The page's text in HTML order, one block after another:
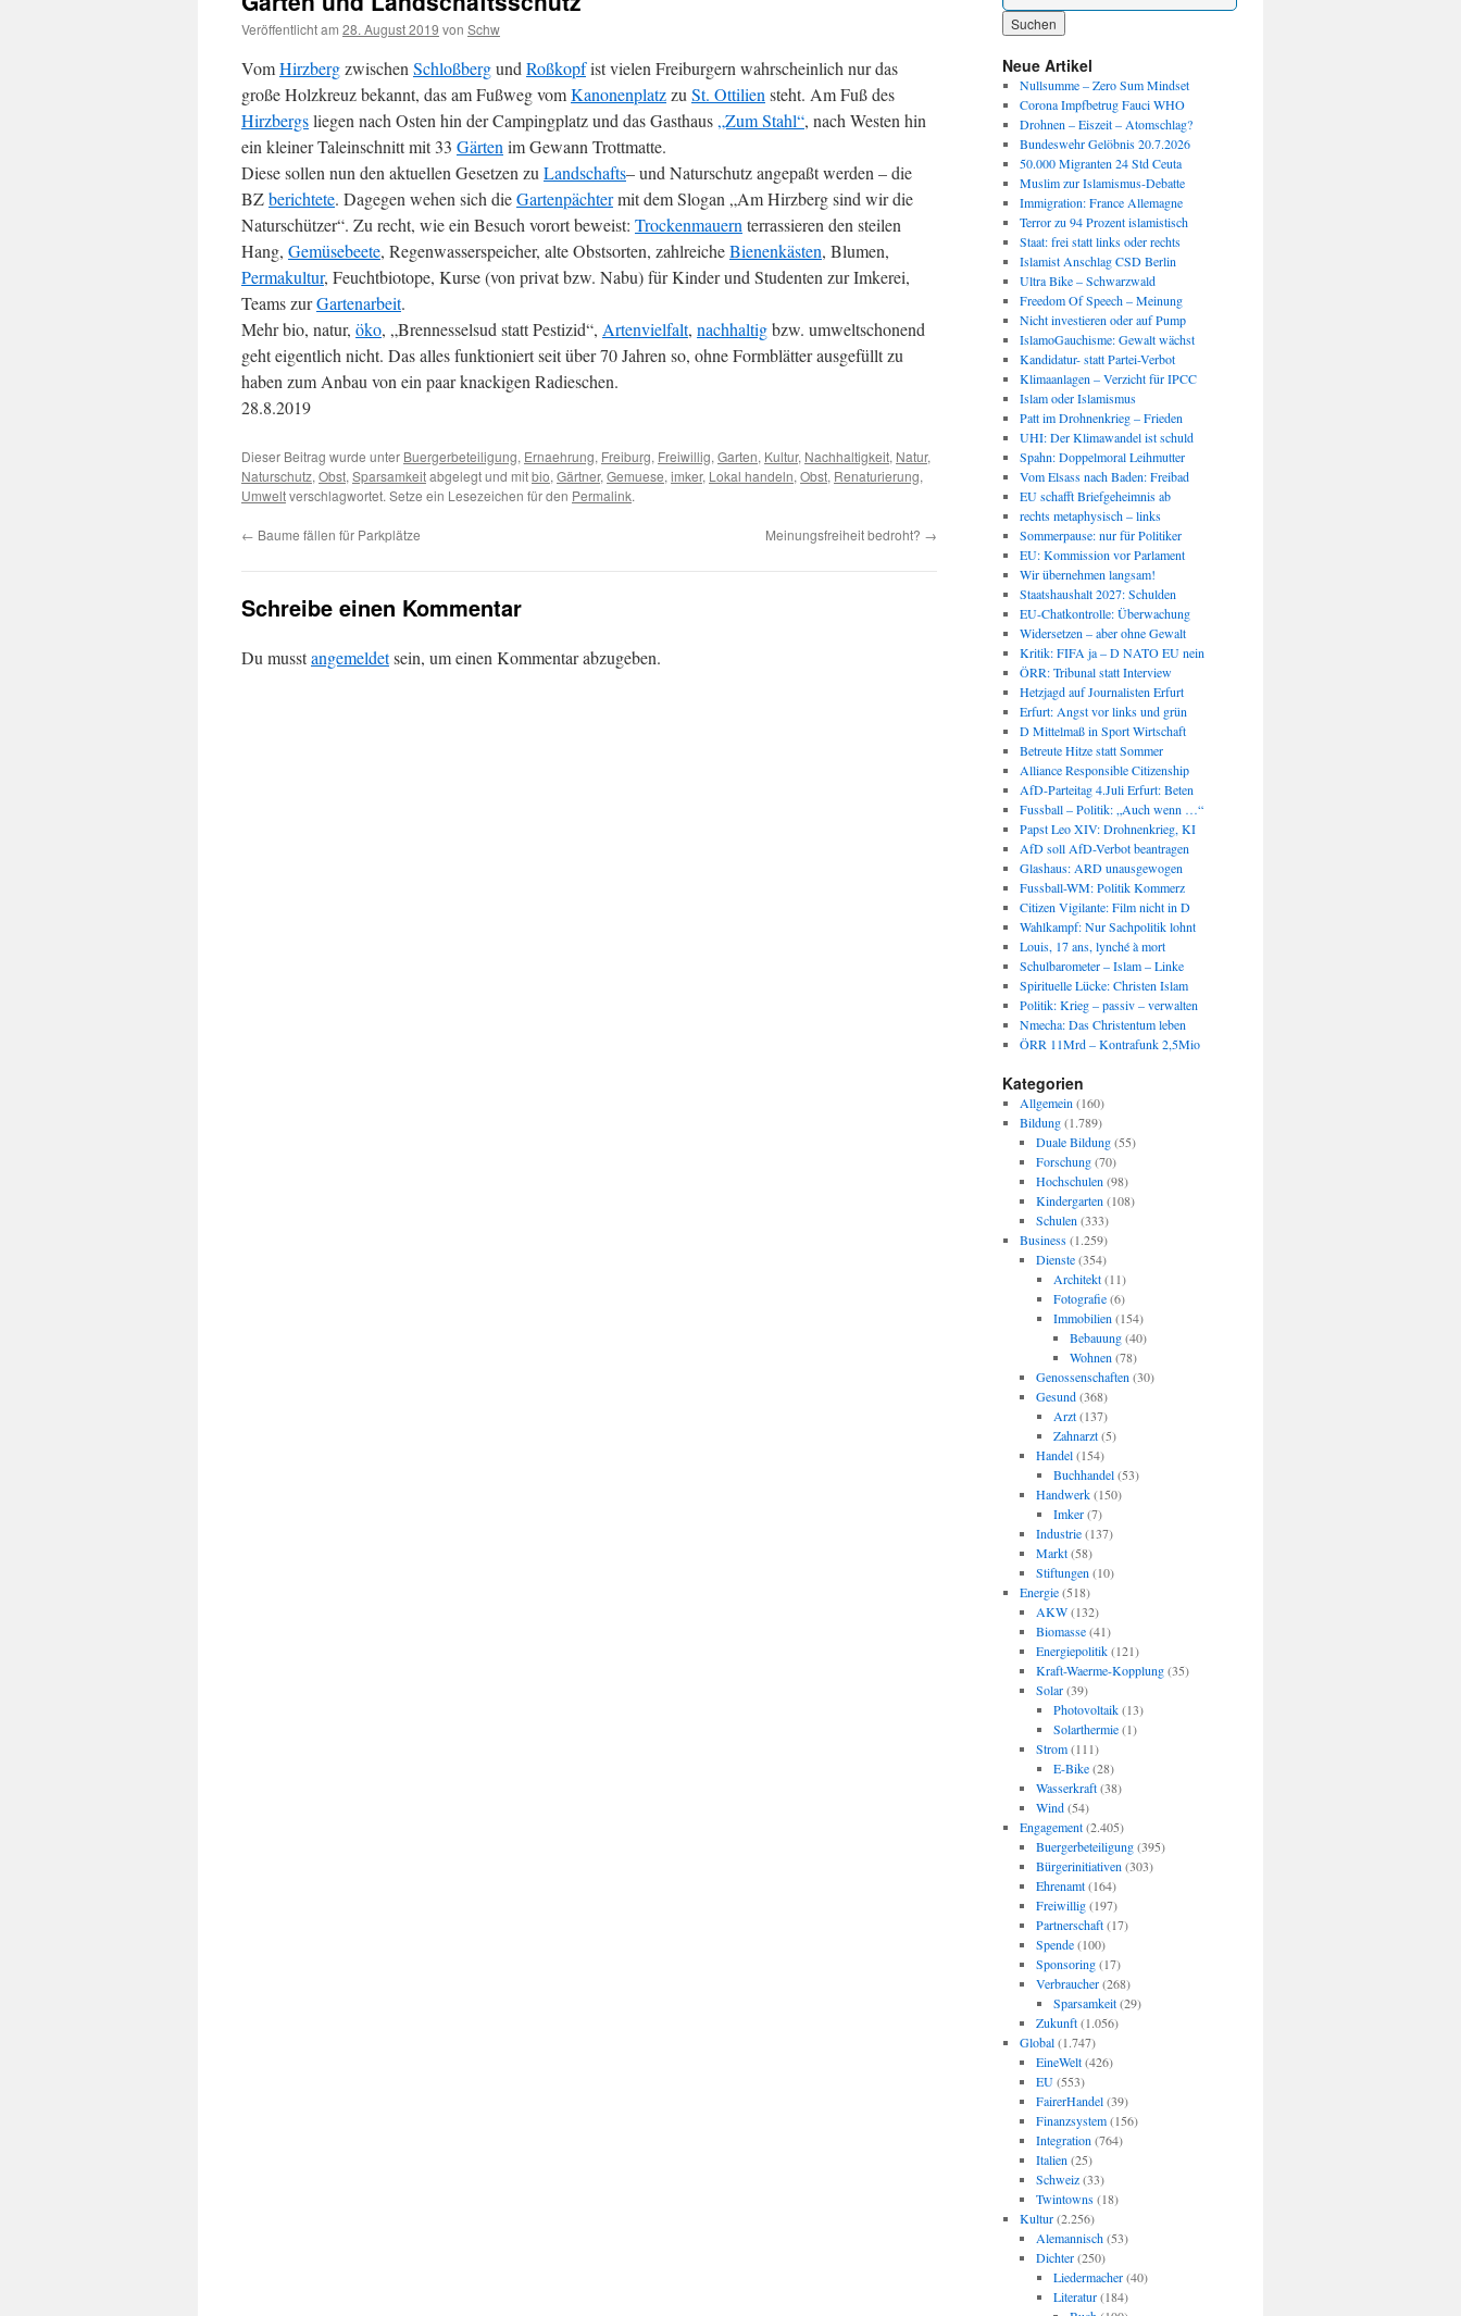
Veröffentlicht am 28. August 2019 von Schw
VomHirzbergzwischen Schloßbergund Roßkopfist vielen Freiburgern wahrscheinlich nur das
große Holzkreuz bekannt, das am Fußweg vomKanonenplatzzu St. Ottilien steht. Am Fuß des
Hirzbergsliegen nach Osten hin der Campingplatz und das Gasthaus „Zum Stahl“, nach Westen hin
ein kleiner Taleinschnitt mit 33 Gärten im Gewann Trottmatte.
Diese sollen nun den aktuellen Gesetzen zu Landschafts– und Naturschutz angepaßt werden – die
BZberichtete. Dagegen wehen sich dieGartenpächtermit dem Slogan „Am Hirzberg sind wir die
Naturschützer“. Zu recht, wie ein Besuch vorort beweist: Trockenmauern terrassieren den steilen
Hang, Gemüsebeete, Regenwasserspeicher, alte Obstsorten, zahlreicheBienenkästen, Blumen,
Permakultur, Feuchtbiotope, Kurse (von privat bzw. Nabu) für Kinder und Studenten zur Imkerei,
Teams zurGartenarbeit.
Mehr bio, natur, öko, „Brennesselsud statt Pestizid“, Artenvielfalt, nachhaltigbzw. umweltschonend
geht eigentlich nicht. Das alles funktioniert seit über 70 Jahren so, ohne Formblätter ausgefüllt zu
haben zum Anbau von ein paar knackigen Radieschen.
28.8.2019
Dieser Beitrag wurde unter Buergerbeteiligung, Ernaehrung, Freiburg, Freiwillig, Garten, Kultur, Nachhaltigkeit, Natur,
Naturschutz, Obst, Sparsamkeitabgelegt und mitbio, Gärtner, Gemuese, imker, Lokal handeln, Obst, Renaturierung,
Umweltverschlagwortet. Setze ein Lesezeichen für den Permalink.
← Baume fällen für Parkplätze Meinungsfreiheit bedroht? →
Schreibe einen Kommentar
Du musstangemeldetsein, um einen Kommentar abzugeben.
Neue Artikel
Nullsumme – Zero Sum Mindset
Corona Impfbetrug Fauci WHO
Drohnen – Eiszeit – Atomschlag?
Bundeswehr Gelöbnis 20.7.2026
50.000 Migranten 24 Std Ceuta
Muslim zur Islamismus-Debatte
Immigration: France Allemagne
Terror zu 94 Prozent islamistisch
Staat: frei statt links oder rechts
Islamist Anschlag CSD Berlin
Ultra Bike – Schwarzwald
Freedom Of Speech – Meinung
Nicht investieren oder auf Pump
IslamoGauchisme: Gewalt wächst
Kandidatur- statt Partei-Verbot
Klimaanlagen – Verzicht für IPCC
Islam oder Islamismus
Patt im Drohnenkrieg – Frieden
UHI: Der Klimawandel ist schuld
Spahn: Doppelmoral Leihmutter
Vom Elsass nach Baden: Freibad
EU schafft Briefgeheimnis ab
rechts metaphysisch – links
Sommerpause: nur für Politiker
EU: Kommission vor Parlament
Wir übernehmen langsam!
Staatshaushalt 2027: Schulden
EU-Chatkontrolle: Überwachung
Widersetzen – aber ohne Gewalt
Kritik: FIFA ja – D NATO EU nein
ÖRR: Tribunal statt Interview
Hetzjagd auf Journalisten Erfurt
Erfurt: Angst vor links und grün
D Mittelmaß in Sport Wirtschaft
Betreute Hitze statt Sommer
Alliance Responsible Citizenship
AfD-Parteitag 4.Juli Erfurt: Beten
Fussball – Politik: „Auch wenn …“
Papst Leo XIV: Drohnenkrieg, KI
AfD soll AfD-Verbot beantragen
Glashaus: ARD unausgewogen
Fussball-WM: Politik Kommerz
Citizen Vigilante: Film nicht in D
Wahlkampf: Nur Sachpolitik lohnt
Louis, 17 ans, lynché à mort
Schulbarometer – Islam – Linke
Spirituelle Lücke: Christen Islam
Politik: Krieg – passiv – verwalten
Nmecha: Das Christentum leben
ÖRR 11Mrd – Kontrafunk 2,5Mio
Kategorien
Allgemein (160)
Bildung(1.789)
Duale Bildung(55)
Forschung(70)
Hochschulen (98)
Kindergarten (108)
Schulen (333)
Business(1.259)
Dienste(354)
Architekt(11)
Fotografie(6)
Immobilien (154)
Bebauung(40)
Wohnen (78)
Genossenschaften (30)
Gesund(368)
Arzt(137)
Zahnarzt(5)
Handel(154)
Buchhandel(53)
Handwerk(150)
Imker(7)
Industrie(137)
Markt(58)
Stiftungen (10)
Energie(518)
AKW(132)
Biomasse(41)
Energiepolitik(121)
Kraft-Waerme-Kopplung(35)
Solar(39)
Photovoltaik(13)
Solarthermie(1)
Strom(111)
E-Bike(28)
Wasserkraft(38)
Wind(54)
Engagement(2.405)
Buergerbeteiligung(395)
Bürgerinitiativen (303)
Ehrenamt(164)
Freiwillig(197)
Partnerschaft(17)
Spende(100)
Sponsoring(17)
Verbraucher(268)
Sparsamkeit(29)
Zukunft(1.056)
Global(1.747)
EineWelt(426)
EU(553)
FairerHandel(39)
Finanzsystem(156)
Integration (764)
Italien (25)
Schweiz(33)
Twintowns(18)
Kultur(2.256)
Alemannisch(53)
Dichter(250)
Liedermacher(40)
Literatur(184)